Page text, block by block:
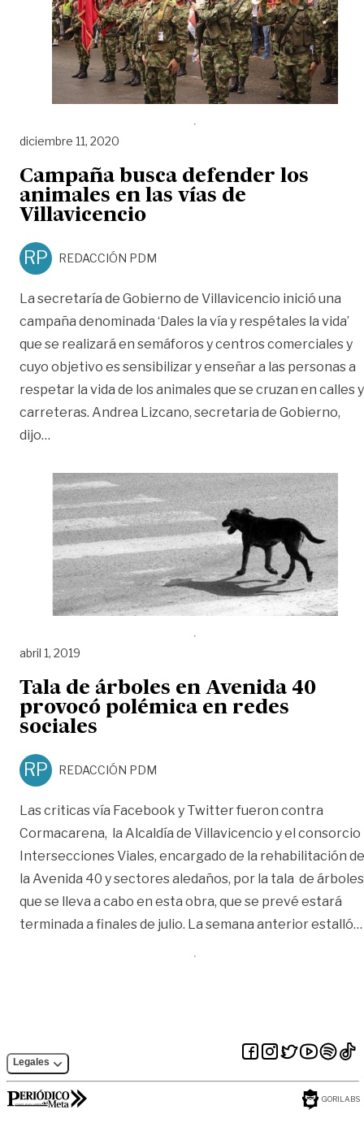
diciembre 11, 2020
Campaña busca defender los
animales en las vías de
Villavicencio
RP REDACCIÓN PDM
La secretaría de Gobierno de Villavicencio inició una
campaña denominada ‘Dales la vía y respétales la vida’
que se realizará en semáforos y centros comerciales y
cuyo objetivo es sensibilizar y enseñar a las personas a
respetar la vida de los animales que se cruzan en calles y
carreteras. Andrea Lizcano, secretaria de Gobierno,
dijo…
abril 1, 2019
Tala de árboles en Avenida 40
provocó polémica en redes
sociales
RP REDACCIÓN PDM
Las criticas vía Facebook y Twitter fueron contra
Cormacarena, la Alcaldía de Villavicencio y el consorcio
Intersecciones Viales, encargado de la rehabilitación de
la Avenida 40 y sectores aledaños, por la tala de árboles
que se lleva a cabo en esta obra, que se prevé estará
terminada a finales de julio. La semana anterior estalló…
Legales
GORILABS